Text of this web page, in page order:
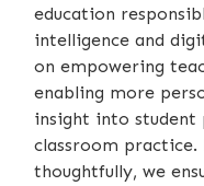
education
intelligence and
on empowering
enabling more
insight into student
classroom
thoughtfully, we